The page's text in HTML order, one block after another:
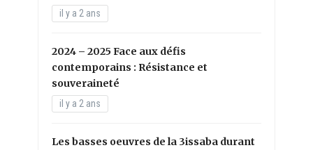
il y a 2 ans
2024 – 2025 Face aux défis
contemporains : Résistance et
souveraineté
il y a 2 ans
Les basses oeuvres de la 3issaba durant